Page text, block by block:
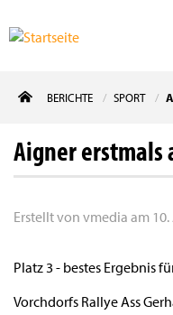
zum
BERICHTE SPORT
Aigner erstmals
Erstellt von vmedia am
Platz 3 - bestes Ergebnis
Vorchdorfs Rallye Ass